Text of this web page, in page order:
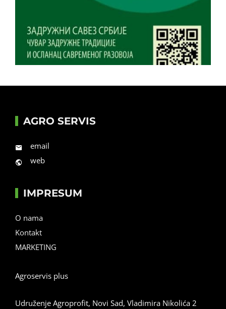
AGRO SERVIS
email
web
IMPRESUM
O nama
Kontakt
MARKETING
Agroservis plus
Udruženje Agroprofit, Novi Sad, Vladimira Nikolića 2